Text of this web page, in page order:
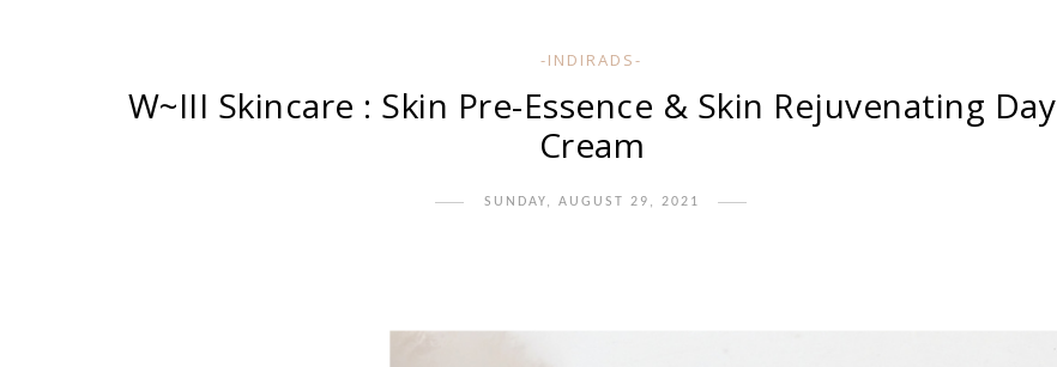
-INDIRADS-
W~III Skincare : Skin Pre-Essence & Skin Rejuvenating Day
Cream
SUNDAY, AUGUST 29, 2021